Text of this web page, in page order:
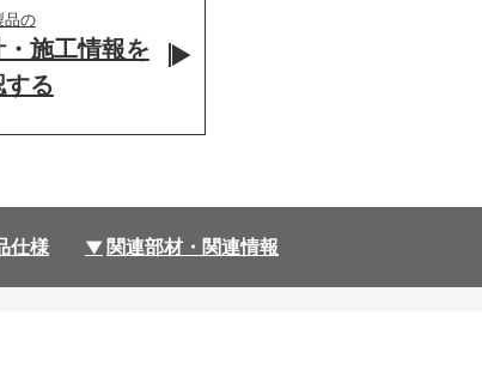
品の
施工情報を
る
仕様 関連部材・関連情報